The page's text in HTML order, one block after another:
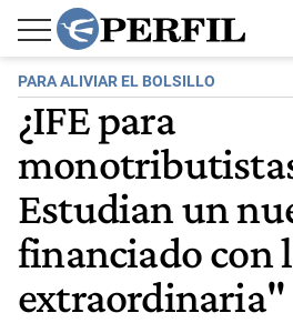
PARA ALIVIAR EL BOLSILLO
¿IFE para
Estudian un
financiado con
extraordinaria"